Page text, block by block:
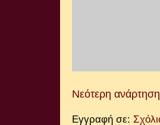
Νεότερη ανάρτηση
Εγγραφή σε: